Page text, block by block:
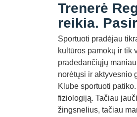
Trenerė
reikia.
Sportuoti pradėjau
kultūros pamokų ir tik
pradedančiųjų
norėtųsi ir aktyvesnio
Klube sportuoti
fiziologiją. Tačiau
žingsnelius, tačiau